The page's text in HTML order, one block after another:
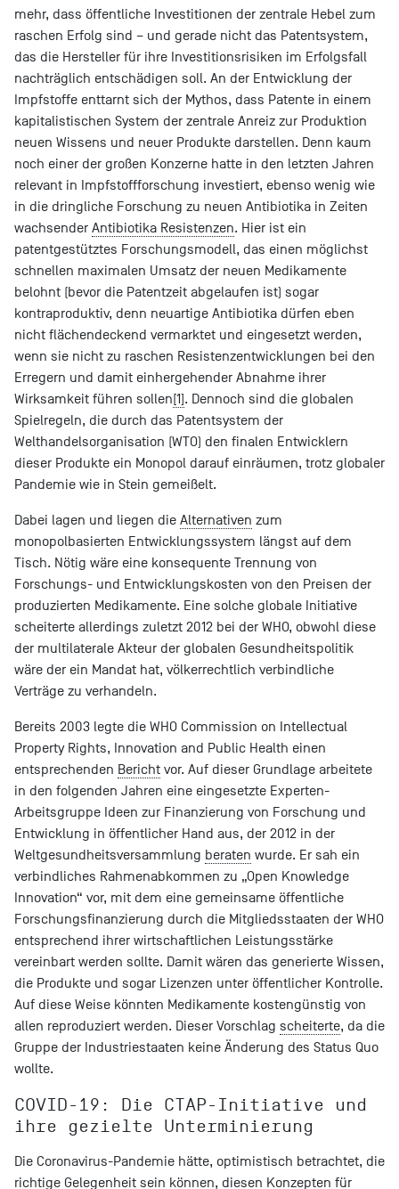
mehr, dass öffentliche Investitionen der zentrale Hebel zum
raschen Erfolg sind – und gerade nicht das Patentsystem,
das die Hersteller für ihre Investitionsrisiken im Erfolgsfall
nachträglich entschädigen soll. An der Entwicklung der
Impfstoffe enttarnt sich der Mythos, dass Patente in einem
kapitalistischen System der zentrale Anreiz zur Produktion
neuen Wissens und neuer Produkte darstellen. Denn kaum
noch einer der großen Konzerne hatte in den letzten Jahren
relevant in Impfstoffforschung investiert, ebenso wenig wie
in die dringliche Forschung zu neuen Antibiotika in Zeiten
wachsender Antibiotika Resistenzen. Hier ist ein
patentgestütztes Forschungsmodell, das einen möglichst
schnellen maximalen Umsatz der neuen Medikamente
belohnt (bevor die Patentzeit abgelaufen ist) sogar
kontraproduktiv, denn neuartige Antibiotika dürfen eben
nicht flächendeckend vermarktet und eingesetzt werden,
wenn sie nicht zu raschen Resistenzentwicklungen bei den
Erregern und damit einhergehender Abnahme ihrer
Wirksamkeit führen sollen[1]. Dennoch sind die globalen
Spielregeln, die durch das Patentsystem der
Welthandelsorganisation (WTO) den finalen Entwicklern
dieser Produkte ein Monopol darauf einräumen, trotz globaler
Pandemie wie in Stein gemeißelt.
Dabei lagen und liegen die Alternativen zum
monopolbasierten Entwicklungssystem längst auf dem
Tisch. Nötig wäre eine konsequente Trennung von
Forschungs- und Entwicklungskosten von den Preisen der
produzierten Medikamente. Eine solche globale Initiative
scheiterte allerdings zuletzt 2012 bei der WHO, obwohl diese
der multilaterale Akteur der globalen Gesundheitspolitik
wäre der ein Mandat hat, völkerrechtlich verbindliche
Verträge zu verhandeln.
Bereits 2003 legte die WHO Commission on Intellectual
Property Rights, Innovation and Public Health einen
entsprechenden Bericht vor. Auf dieser Grundlage arbeitete
in den folgenden Jahren eine eingesetzte Experten-
Arbeitsgruppe Ideen zur Finanzierung von Forschung und
Entwicklung in öffentlicher Hand aus, der 2012 in der
Weltgesundheitsversammlung beraten wurde. Er sah ein
verbindliches Rahmenabkommen zu „Open Knowledge
Innovation“ vor, mit dem eine gemeinsame öffentliche
Forschungsfinanzierung durch die Mitgliedsstaaten der WHO
entsprechend ihrer wirtschaftlichen Leistungsstärke
vereinbart werden sollte. Damit wären das generierte Wissen,
die Produkte und sogar Lizenzen unter öffentlicher Kontrolle.
Auf diese Weise könnten Medikamente kostengünstig von
allen reproduziert werden. Dieser Vorschlag scheiterte, da die
Gruppe der Industriestaaten keine Änderung des Status Quo
wollte.
COVID-19: Die CTAP-Initiative und
ihre gezielte Unterminierung
Die Coronavirus-Pandemie hätte, optimistisch betrachtet, die
richtige Gelegenheit sein können, diesen Konzepten für